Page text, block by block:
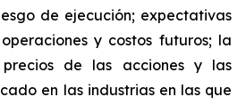
de ejecución; expectativas
y costos futuros; la
de las acciones y las
en las industrias en las que